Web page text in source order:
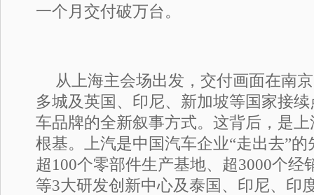
一个月交付破万台。
从上海主会场出发，交付画面在南
多城及英国、印尼、新加坡等国家接
车品牌的全新叙事方式。这背后，是
根基。上汽是中国汽车企业“走出去”
超100个零部件生产基地、超3000个经
等3大研发创新中心及泰国、印尼、印